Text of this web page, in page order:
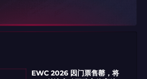
EWC 2026 因门票售罄，将